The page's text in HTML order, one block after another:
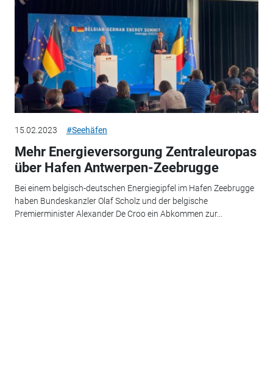
15.02.2023 #Seehäfen
Mehr Energieversorgung Zentraleuropas
über Hafen Antwerpen-Zeebrugge
Bei einem belgisch-deutschen Energiegipfel im Hafen Zeebrugge
haben Bundeskanzler Olaf Scholz und der belgische
Premierminister Alexander De Croo ein Abkommen zur...